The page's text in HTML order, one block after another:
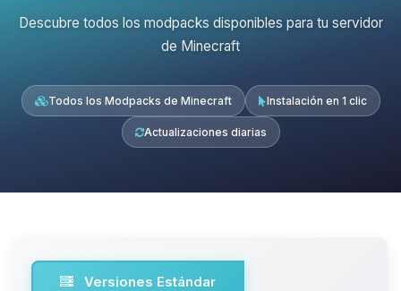
Descubre todos los modpacks disponibles para tu servidor
de Minecraft
Todos los Modpacks de Minecraft Instalación en 1 clic
Actualizaciones diarias
Versiones Estándar